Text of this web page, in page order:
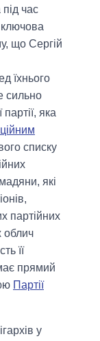
час
що Сергій
їхнього
сильно
яка
списку
які
партійних
облич
її
прямий
Партії
у